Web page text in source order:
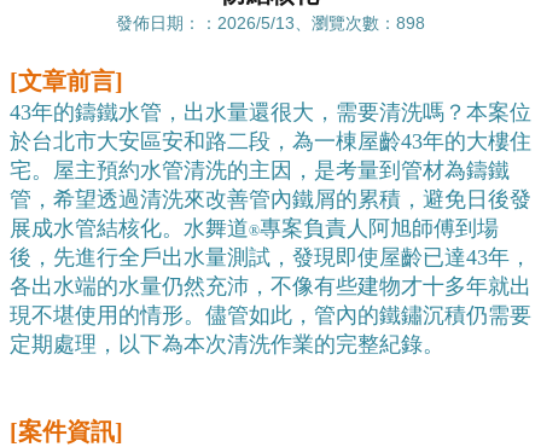
發佈日期：：2026/5/13、瀏覽次數：898
[文章前言]
43年的鑄鐵水管，出水量還很大，需要清洗嗎？本案位
於台北市大安區安和路二段，為一棟屋齡43年的大樓住
宅。屋主預約水管清洗的主因，是考量到管材為鑄鐵
管，希望透過清洗來改善管內鐵屑的累積，避免日後發
展成水管結核化。水舞道®專案負責人阿旭師傅到場
後，先進行全戶出水量測試，發現即使屋齡已達43年，
各出水端的水量仍然充沛，不像有些建物才十多年就出
現不堪使用的情形。儘管如此，管內的鐵鏽沉積仍需要
定期處理，以下為本次清洗作業的完整紀錄。
[案件資訊]